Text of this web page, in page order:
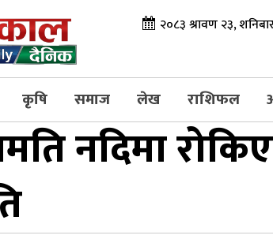
२०८३ श्रावण २३,
कृषि समाज लेख राशिफल
नदिमा